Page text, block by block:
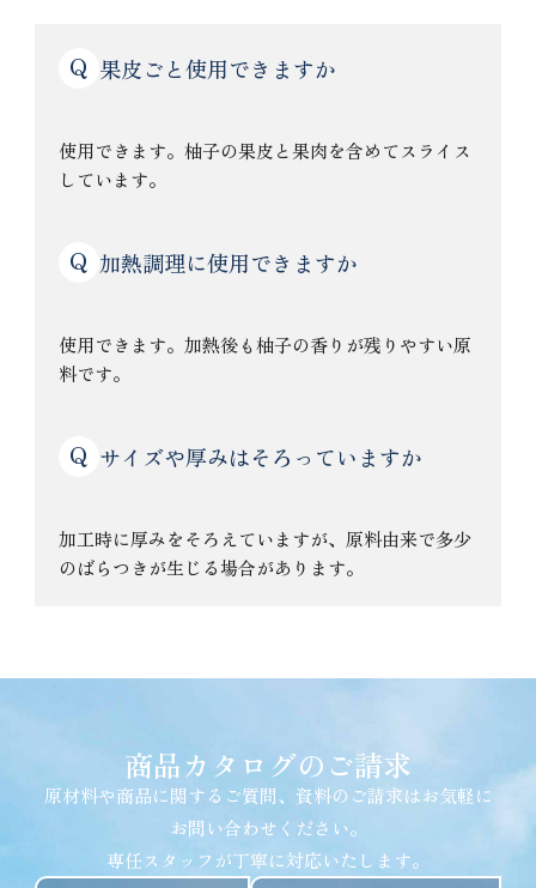
Q 果皮ごと使用できますか
使用できます。柚子の果皮と果肉を含めてスライス
しています。
Q 加熱調理に使用できますか
使用できます。加熱後も柚子の香りが残りやすい原
料です。
Q サイズや厚みはそろっていますか
加工時に厚みをそろえていますが、原料由来で多少
のばらつきが生じる場合があります。
商品カタログのご請求
原材料や商品に関するご質問、資料のご請求はお気軽に
お問い合わせください。
専任スタッフが丁寧に対応いたします。